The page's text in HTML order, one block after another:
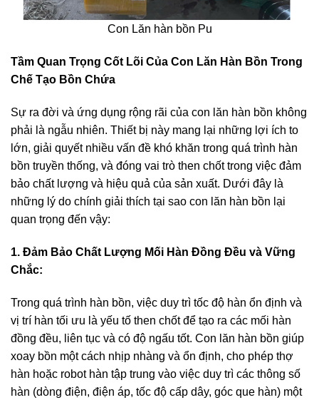
Con Lăn hàn bồn Pu
Tầm Quan Trọng Cốt Lõi Của Con Lăn Hàn Bồn Trong
Chế Tạo Bồn Chứa
Sự ra đời và ứng dụng rộng rãi của con lăn hàn bồn không
phải là ngẫu nhiên. Thiết bị này mang lại những lợi ích to
lớn, giải quyết nhiều vấn đề khó khăn trong quá trình hàn
bồn truyền thống, và đóng vai trò then chốt trong việc đảm
bảo chất lượng và hiệu quả của sản xuất. Dưới đây là
những lý do chính giải thích tại sao con lăn hàn bồn lại
quan trọng đến vậy:
1. Đảm Bảo Chất Lượng Mối Hàn Đồng Đều và Vững
Chắc:
Trong quá trình hàn bồn, việc duy trì tốc độ hàn ổn định và
vị trí hàn tối ưu là yếu tố then chốt để tạo ra các mối hàn
đồng đều, liên tục và có độ ngấu tốt. Con lăn hàn bồn giúp
xoay bồn một cách nhịp nhàng và ổn định, cho phép thợ
hàn hoặc robot hàn tập trung vào việc duy trì các thông số
hàn (dòng điện, điện áp, tốc độ cấp dây, góc que hàn) một